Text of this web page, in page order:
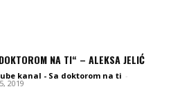
NA TI“ – ALEKSA JELIĆ
kanal - Sa doktorom na ti -
2019